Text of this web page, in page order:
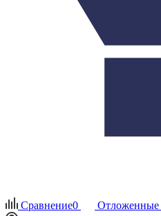
Сравнение0 Отложенные